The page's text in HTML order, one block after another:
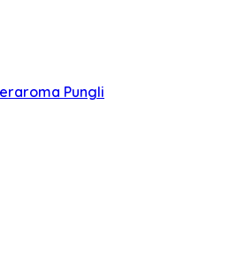
Pungli